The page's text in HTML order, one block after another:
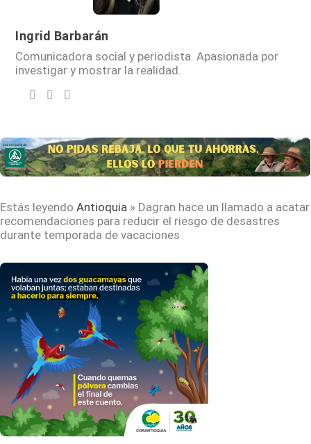
Ingrid Barbarán
Comunicadora social y periodista. Apasionada por
investigar y mostrar la realidad.
Estás leyendo Antioquia » Dagran hace un llamado a acatar
recomendaciones para reducir el riesgo de desastres
durante temporada de vacaciones